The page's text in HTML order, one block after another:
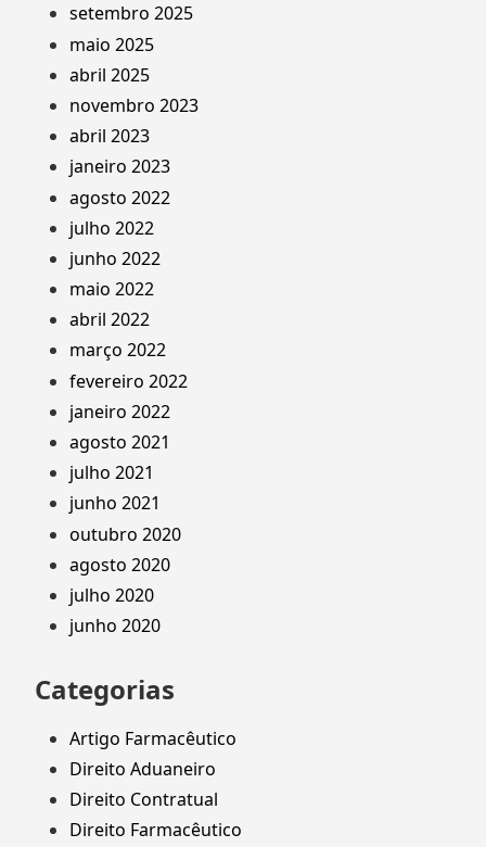
setembro 2025
maio 2025
abril 2025
novembro 2023
abril 2023
janeiro 2023
agosto 2022
julho 2022
junho 2022
maio 2022
abril 2022
março 2022
fevereiro 2022
janeiro 2022
agosto 2021
julho 2021
junho 2021
outubro 2020
agosto 2020
julho 2020
junho 2020
Categorias
Artigo Farmacêutico
Direito Aduaneiro
Direito Contratual
Direito Farmacêutico